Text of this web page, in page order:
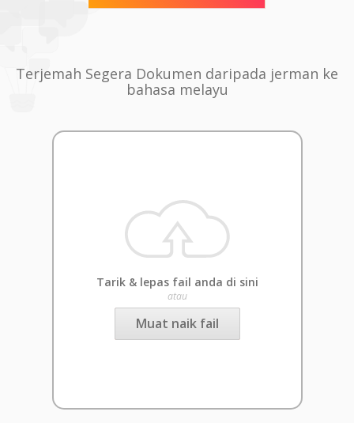
Terjemah Segera Dokumen daripada jerman ke
bahasa melayu
Tarik & lepas fail anda di sini
atau
Muat naik fail